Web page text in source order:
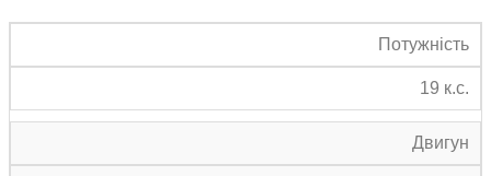
Потужність
19 к.с.
Двигун